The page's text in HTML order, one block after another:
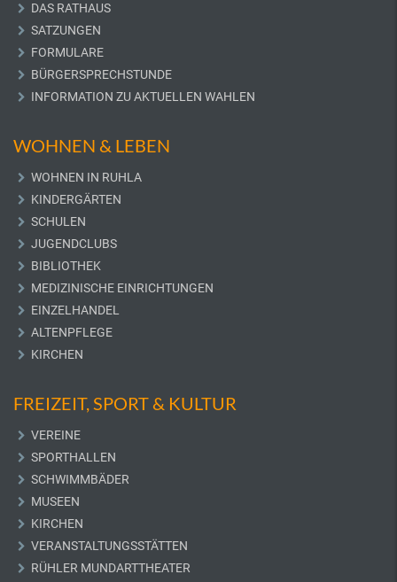
DAS RATHAUS
SATZUNGEN
FORMULARE
BÜRGERSPRECHSTUNDE
INFORMATION ZU AKTUELLEN WAHLEN
WOHNEN & LEBEN
WOHNEN IN RUHLA
KINDERGÄRTEN
SCHULEN
JUGENDCLUBS
BIBLIOTHEK
MEDIZINISCHE EINRICHTUNGEN
EINZELHANDEL
ALTENPFLEGE
KIRCHEN
FREIZEIT, SPORT & KULTUR
VEREINE
SPORTHALLEN
SCHWIMMBÄDER
MUSEEN
KIRCHEN
VERANSTALTUNGSSTÄTTEN
RÜHLER MUNDARTTHEATER